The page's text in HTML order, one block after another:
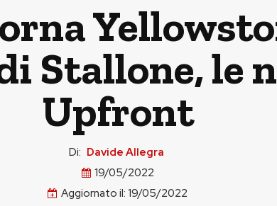
Stallone, le
Upfront
Di: Davide Allegra
19/05/2022
Aggiornato il: 19/05/2022